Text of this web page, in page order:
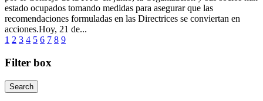
estado ocupados tomando medidas para asegurar que las
recomendaciones formuladas en las Directrices se conviertan en
acciones.Hoy, 21 de...
1 2 3 4 5 6 7 8 9
Filter box